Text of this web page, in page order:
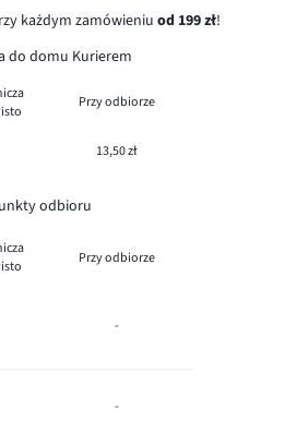
każdym zamówieniuod 199 zł!
do domu Kurierem
Przy odbiorze
13,50 zł
odbioru
Przy odbiorze
-
-